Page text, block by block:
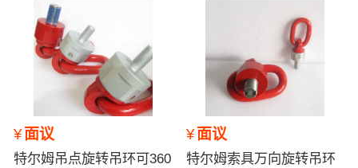
¥面议
特尔姆吊点旋转吊环可360
¥面议
特尔姆索具万向旋转吊环